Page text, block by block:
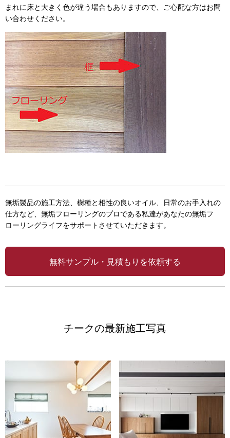
まれに床と大きく色が違う場合もありますので、ご心配な方はお問
い合わせください。
無垢製品の施工方法、樹種と相性の良いオイル、日常のお手入れの
仕方など、無垢フローリングのプロである私達があなたの無垢フ
ローリングライフをサポートさせていただきます。
無料サンプル・見積もりを依頼する
チークの最新施工写真